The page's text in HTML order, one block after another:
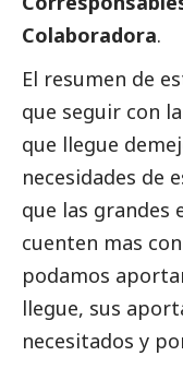
Colaboradora.
El resumen de
que seguir con la
que llegue
necesidades de
que las grandes
cuenten mas
podamos
llegue, sus
necesitados y